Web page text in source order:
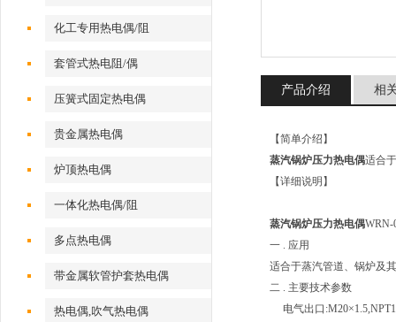
化工专用热电偶/阻
套管式热电阻/偶
压簧式固定热电偶
贵金属热电偶
炉顶热电偶
一体化热电偶/阻
多点热电偶
带金属软管护套热电偶
热电偶,吹气热电偶
产品介绍 相
【简单介绍】
蒸汽锅炉压力热电偶适合
【详细说明】
蒸汽锅炉压力热电偶WRN-
一 .
适合于蒸汽管道、锅炉及
二 . 主要技术参数
电气出口